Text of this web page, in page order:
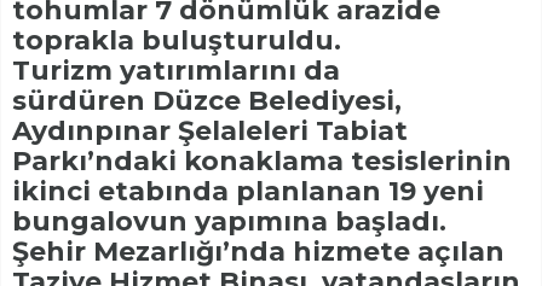
tohumlar 7 dönümlük arazide
toprakla buluşturuldu.
Turizm yatırımlarını da
sürdüren Düzce Belediyesi,
Aydınpınar Şelaleleri Tabiat
Parkı’ndaki konaklama tesislerinin
ikinci etabında planlanan 19 yeni
bungalovun yapımına başladı.
Şehir Mezarlığı’nda hizmete açılan